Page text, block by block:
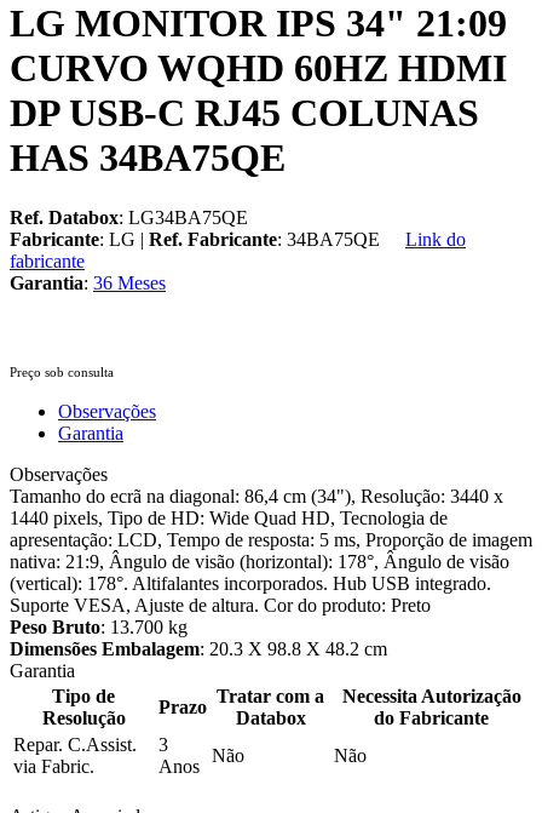
LG MONITOR IPS 34" 21:09
CURVO WQHD 60HZ HDMI
DP USB-C RJ45 COLUNAS
HAS 34BA75QE
Ref. Databox: LG34BA75QE
Fabricante: LG | Ref. Fabricante: 34BA75QE
Link do
fabricante
Garantia: 36 Meses
Preço sob consulta
Observações
Garantia
Observações
Tamanho do ecrã na diagonal: 86,4 cm (34"), Resolução: 3440 x
1440 pixels, Tipo de HD: Wide Quad HD, Tecnologia de
apresentação: LCD, Tempo de resposta: 5 ms, Proporção de imagem
nativa: 21:9, Ângulo de visão (horizontal): 178°, Ângulo de visão
(vertical): 178°. Altifalantes incorporados. Hub USB integrado.
Suporte VESA, Ajuste de altura. Cor do produto: Preto
Peso Bruto: 13.700 kg
Dimensões Embalagem: 20.3 X 98.8 X 48.2 cm
Garantia
Tipo de
Resolução
Prazo
Tratar com a
Databox
Necessita Autorização
do Fabricante
Repar. C.Assist.
via Fabric.
3
Anos
Não Não